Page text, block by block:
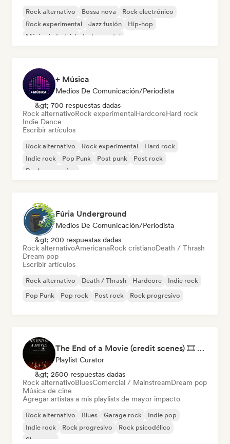
Rock alternativo Bossa nova
Rock electrónico
Rock experimental
Jazz fusión
Hip-hop
Música industrial
Instrumental
+ Música
Medios De Comunicación/Periodista
&gt; 700 respuestas dadas
Rock alternativoRock experimentalHardcoreHard rock
Indie Dance
Escribir artículos
Rock alternativo Rock experimental
Hard rock
Indie rock
Pop Punk Post punk
Post rock
Rock progresivo
Fúria Underground
Medios De Comunicación/Periodista
&gt; 200 respuestas dadas
Rock alternativoAmericanaRock cristianoDeath / Thrash
Dream pop
Escribir artículos
Rock alternativo Death / Thrash Hardcore
Indie rock
Pop Punk
Pop rock Post rock Rock progresivo
The End of a Movie (credit scenes) 🎞️ Cinematic Dream Pop & Bedroom Indie
Playlist Curator
&gt; 2500 respuestas dadas
Rock alternativoBluesComercial / MainstreamDream pop
Música de cine
Agregar artistas a mis playlists de mayor impacto
Rock alternativo Blues Garage rock
Indie pop
Indie rock
Rock progresivo
Rock psicodélico
Shoegaze